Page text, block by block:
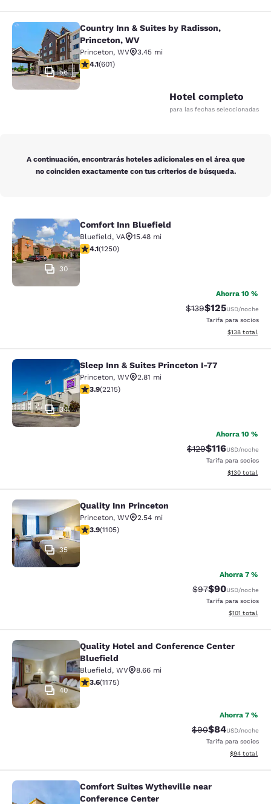
Country Inn & Suites by Radisson,
56
Country Inn & Suites by Radisson,
Princeton, WV
Princeton, WV
3.45 mi
calificación de 4.11 estrellas. Muy bueno. 601 reseñas
4.1(601)
Hotel completo
para las fechas seleccionadas
A continuación, encontrarás hoteles adicionales en el área que
no coinciden exactamente con tus criterios de búsqueda.
Comfort Inn Bluefield
30
Comfort Inn Bluefield
Bluefield, VA
15.48 mi
calificación de 4.08 estrellas. Muy bueno. 1250
4.1(1250)
Ahorra 10 %
Precio tachado:
$139Precio con
$125USD/noche
Tarifa para socios
Ver detalles
$138 total
Sleep Inn & Suites Princeton I-77
34
Sleep Inn & Suites Princeton I-77
Princeton, WV
2.81 mi
calificación de 3.92 estrellas. Bueno. 2215 reseñas
3.9(2215)
Ahorra 10 %
Precio tachado:
$129Precio con
$116USD/noche
Tarifa para socios
Ver detalles
$130 total
Quality Inn Princeton
35
Quality Inn Princeton
Princeton, WV
2.54 mi
calificación de 3.87 estrellas. Bueno. 1105 reseñas
3.9(1105)
Ahorra 7 %
Precio tachado:
$97Precio con
$90USD/noche
Tarifa para socios
Ver detalles
$101 total
Quality Hotel and Conference
40
Quality Hotel and Conference Center
Bluefield
Bluefield, WV
8.66 mi
calificación de 3.58 estrellas. Bueno. 1175 reseñas
3.6(1175)
Ahorra 7 %
Precio tachado:
$90Precio con
$84USD/noche
Tarifa para socios
Ver detalles
$94 total
Comfort Suites Wytheville near
Comfort Suites Wytheville near
Conference Center